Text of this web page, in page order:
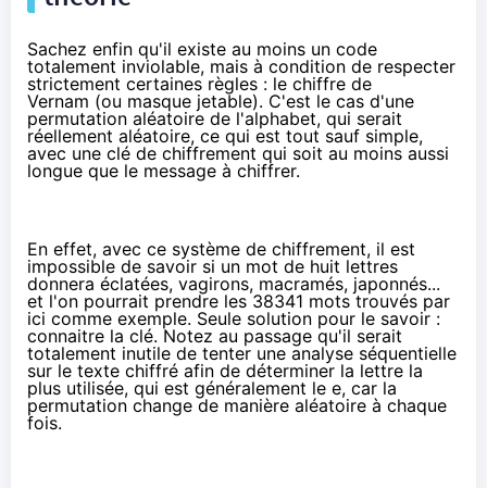
Sachez enfin qu'il existe au moins un code
totalement inviolable, mais à condition de respecter
strictement certaines règles : le chiffre de
Vernam (ou masque jetable). C'est le cas d'une
permutation aléatoire de l'alphabet, qui serait
réellement aléatoire, ce qui est tout sauf simple,
avec une clé de chiffrement qui soit au moins aussi
longue que le message à chiffrer.
En effet, avec ce système de chiffrement, il est
impossible de savoir si un mot de huit lettres
donnera éclatées, vagirons, macramés, japonnés...
et l'on pourrait prendre les38341 mots trouvés par
ici comme exemple. Seule solution pour le savoir :
connaitre la clé. Notez au passage qu'il serait
totalement inutile de tenter une analyse séquentielle
sur le texte chiffré afin de déterminer la lettre la
plus utilisée, qui est généralement le e, car la
permutation change de manière aléatoire à chaque
fois.